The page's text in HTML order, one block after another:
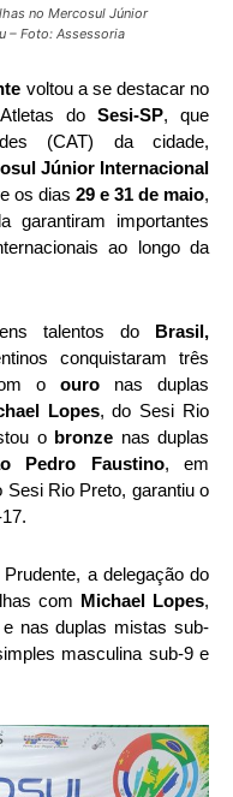
no Mercosul Júnior
– Foto: Assessoria
voltou a se destacar no
Atletas doSesi-SP, que
(CAT) da cidade,
Júnior Internacional
os dias 29 e 31 de maio,
garantiram importantes
ao longo da
talentos do Brasil,
conquistaram três
o ouronas duplas
Lopes, do Sesi Rio
o bronze nas duplas
Pedro Faustino, em
Sesi Rio Preto, garantiu o
a delegação do
com Michael Lopes,
nas duplas mistas sub-
masculina sub-9 e